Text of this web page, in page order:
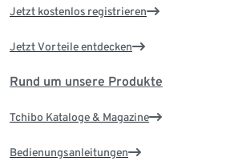
Jetzt kostenlos registrieren
Jetzt Vorteile entdecken
Rund um unsere Produkte
Tchibo Kataloge & Magazine
Bedienungsanleitungen